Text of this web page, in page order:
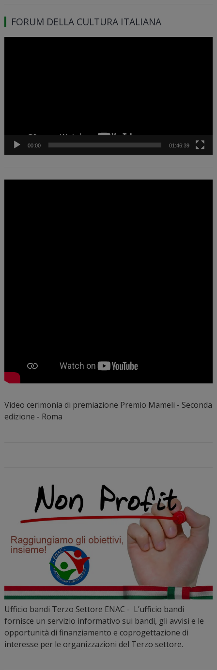
FORUM DELLA CULTURA ITALIANA
00:00 01:46:39
Video cerimonia di premiazione Premio Mameli - Seconda
edizione - Roma
Ufficio bandi Terzo Settore ENAC - L’ufficio bandi
fornisce un servizio informativo sui bandi, gli avvisi e le
opportunità di finanziamento e coprogettazione di
interesse per le organizzazioni del Terzo settore.